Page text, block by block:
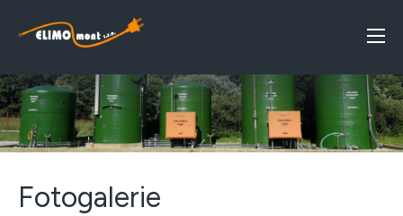
Fotogalerie